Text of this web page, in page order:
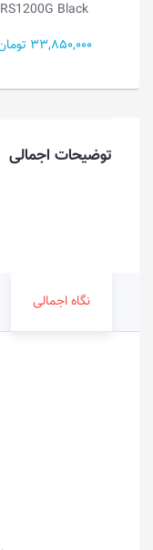
RS1200G Black
33,850,000 تومان
توضیحات اجمالی
نگاه اجمالی